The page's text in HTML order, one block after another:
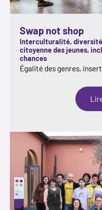
Swap not shop
Interculturalité,
citoyenne des jeunes,
chances
Égalité des genres,